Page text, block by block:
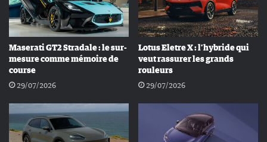
Maserati GT2 Stradale : le sur-
mesure comme mémoire de
course
29/07/2026
Lotus Eletre X : l’hybride qui
veut rassurer les grands
rouleurs
29/07/2026